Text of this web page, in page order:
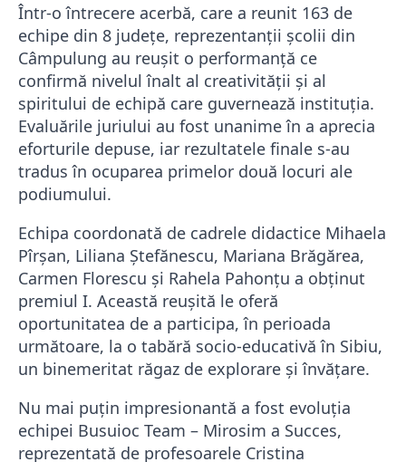
​Într-o întrecere acerbă, care a reunit 163 de
echipe din 8 județe, reprezentanții școlii din
Câmpulung au reușit o performanță ce
confirmă nivelul înalt al creativității și al
spiritului de echipă care guvernează instituția.
Evaluările juriului au fost unanime în a aprecia
eforturile depuse, iar rezultatele finale s-au
tradus în ocuparea primelor două locuri ale
podiumului.
​Echipa coordonată de cadrele didactice Mihaela
Pîrșan, Liliana Ștefănescu, Mariana Brăgărea,
Carmen Florescu și Rahela Pahonțu a obținut
premiul I. Această reușită le oferă
oportunitatea de a participa, în perioada
următoare, la o tabără socio-educativă în Sibiu,
un binemeritat răgaz de explorare și învățare.
​Nu mai puțin impresionantă a fost evoluția
echipei Busuioc Team – Mirosim a Succes,
reprezentată de profesoarele Cristina